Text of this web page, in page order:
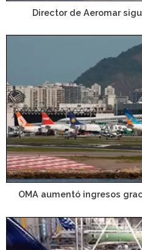
Director de Aeromar
OMA aumentó ingresos